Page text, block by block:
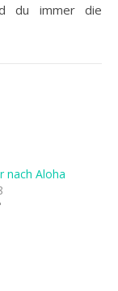
du immer die
nach Aloha